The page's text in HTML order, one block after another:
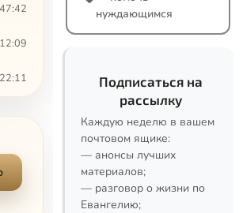
нуждающимся
Подписаться на
рассылку
Каждую неделю в вашем
почтовом ящике:
— анонсы лучших
материалов;
— разговор о жизни по
Евангелию;